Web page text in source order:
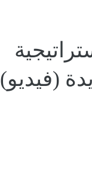
(فيديو)